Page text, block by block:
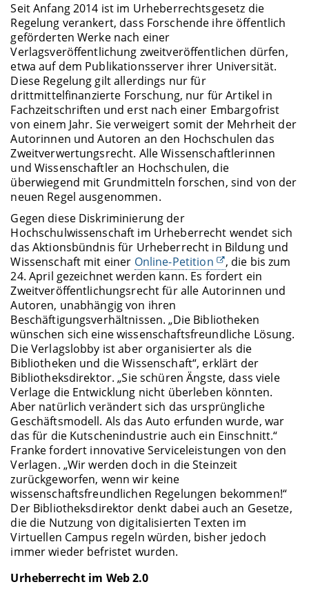
Seit Anfang 2014 ist im Urheberrechtsgesetz die
Regelung verankert, dass Forschende ihre öffentlich
geförderten Werke nach einer
Verlagsveröffentlichung zweitveröffentlichen dürfen,
etwa auf dem Publikationsserver ihrer Universität.
Diese Regelung gilt allerdings nur für
drittmittelfinanzierte Forschung, nur für Artikel in
Fachzeitschriften und erst nach einer Embargofrist
von einem Jahr. Sie verweigert somit der Mehrheit der
Autorinnen und Autoren an den Hochschulen das
Zweitverwertungsrecht. Alle Wissenschaftlerinnen
und Wissenschaftler an Hochschulen, die
überwiegend mit Grundmitteln forschen, sind von der
neuen Regel ausgenommen.
Gegen diese Diskriminierung der
Hochschulwissenschaft im Urheberrecht wendet sich
das Aktionsbündnis für Urheberrecht in Bildung und
Wissenschaft mit einer Online-Petition
, die bis zum
24. April gezeichnet werden kann. Es fordert ein
Zweitveröffentlichungsrecht für alle Autorinnen und
Autoren, unabhängig von ihren
Beschäftigungsverhältnissen. „Die Bibliotheken
wünschen sich eine wissenschaftsfreundliche Lösung.
Die Verlagslobby ist aber organisierter als die
Bibliotheken und die Wissenschaft“, erklärt der
Bibliotheksdirektor. „Sie schüren Ängste, dass viele
Verlage die Entwicklung nicht überleben könnten.
Aber natürlich verändert sich das ursprüngliche
Geschäftsmodell. Als das Auto erfunden wurde, war
das für die Kutschenindustrie auch ein Einschnitt.“
Franke fordert innovative Serviceleistungen von den
Verlagen. „Wir werden doch in die Steinzeit
zurückgeworfen, wenn wir keine
wissenschaftsfreundlichen Regelungen bekommen!“
Der Bibliotheksdirektor denkt dabei auch an Gesetze,
die die Nutzung von digitalisierten Texten im
Virtuellen Campus regeln würden, bisher jedoch
immer wieder befristet wurden.
Urheberrecht im Web 2.0